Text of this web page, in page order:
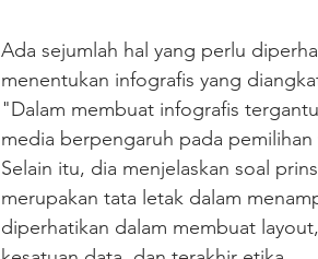
Ada sejumlah hal yang perlu
menentukan infografis yang
"Dalam membuat infografis
media berpengaruh pada
Selain itu, dia menjelaskan soal
merupakan tata letak dalam
diperhatikan dalam membuat